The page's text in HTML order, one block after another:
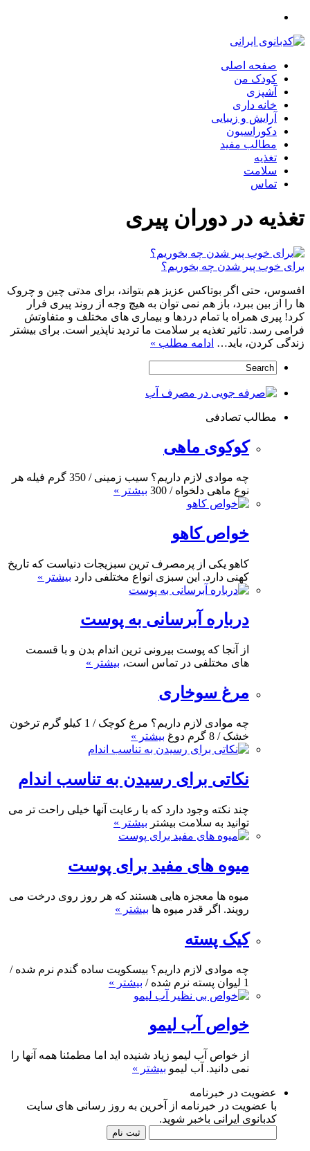
صفحه اصلی
کودک من
آشپزی
خانه داری
آرایش و زیبایی
دکوراسیون
مطالب مفید
تغذیه
سلامت
تماس
تغذیه در دوران پیری
برای خوب پیر شدن چه بخوریم؟
افسوس، حتی اگر بوتاکس عزیز هم بتواند، برای مدتی چین و چروک
ها را از بین ببرد، باز هم نمی توان به هیچ وجه از روند پیری فرار
کرد! پیری همراه با تمام دردها و بیماری های مختلف و متفاوتش
فرامی رسد. تاثیر تغذیه بر سلامت ما تردید ناپذیر است. برای بیشتر
زندگی کردن، باید… ادامه مطلب »
مطالب تصادفی
کوکوی ماهی
چه موادی لازم داریم؟ سیب زمینی / 350 گرم فیله هر
نوع ماهی دلخواه / 300
بیشتر »
خواص کاهو
کاهو یکی از پرمصرف ترین سبزیجات دنیاست که تاریخ
کهنی دارد. این سبزی انواع مختلفی دارد بیشتر »
درباره آبرسانی به پوست
از آنجا که پوست بیرونی ترین اندام بدن و با قسمت
های مختلفی در تماس است، بیشتر »
مرغ سوخاری
چه موادی لازم داریم؟ مرغ کوچک / 1 کیلو گرم ترخون
خشک / 8 گرم دوغ
بیشتر »
نکاتی برای رسیدن به تناسب اندام
چند نکته وجود دارد که با رعایت آنها خیلی راحت تر می
توانید به سلامت بیشتر بیشتر »
میوه های مفید برای پوست
میوه ها معجزه هایی هستند که هر روز روی درخت می
رویند. اگر قدر میوه ها بیشتر »
کیک پسته
چه موادی لازم داریم؟ بیسکویت ساده گندم نرم شده /
1 لیوان پسته نرم شده /
بیشتر »
خواص آب لیمو
از خواص آب لیمو زیاد شنیده اید اما مطمئنا همه آنها را
نمی دانید. آب لیمو بیشتر »
عضویت در خبرنامه
با عضویت در خبرنامه از آخرین به روز رسانی های سایت
کدبانوی ایرانی باخبر شوید.